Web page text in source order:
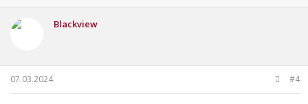
Blackview
07.03.2024 #4